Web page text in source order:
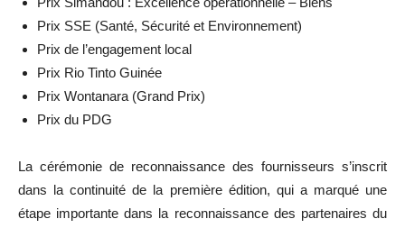
Prix SSE (Santé, Sécurité et Environnement)
Prix de l’engagement local
Prix Rio Tinto Guinée
Prix Wontanara (Grand Prix)
Prix du PDG
La cérémonie de reconnaissance des fournisseurs s’inscrit
dans la continuité de la première édition, qui a marqué une
étape importante dans la reconnaissance des partenaires du